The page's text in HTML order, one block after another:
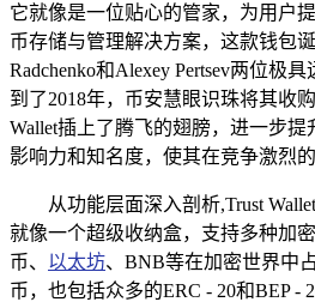
它就像是一位贴心的管家，为用户
币存储与管理解决方案，这款钱包
Radchenko和Alexey Pertsev两位极具
到了2018年，币安慧眼识珠将其收
Wallet插上了腾飞的翅膀，进一步
影响力和知名度，使其在竞争激烈
从功能层面深入剖析,Trust
就像一个超级收纳盒，支持多种加
币、 以太坊、BNB等在加密世界中
币，也包括众多的ERC - 20和BEP -